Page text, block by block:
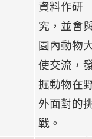
資料作研
究，並會
園內動物
使交流，
掘動物在
外面對的
戰。